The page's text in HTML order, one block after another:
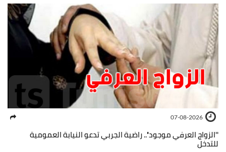
07-08-2026
''الزواج العرفي موجود''.. راضية الجربي تدعو النيابة العمومية
للتدخل